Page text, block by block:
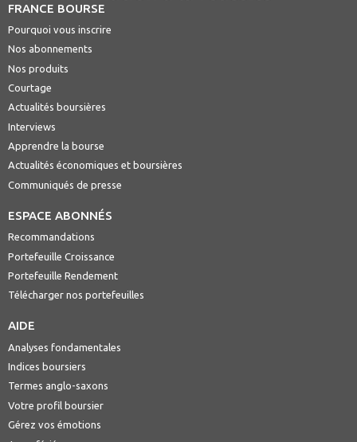
FRANCE BOURSE
Pourquoi vous inscrire
Nos abonnements
Nos produits
Courtage
Actualités boursières
Interviews
Apprendre la bourse
Actualités économiques et boursières
Communiqués de presse
ESPACE ABONNÉS
Recommandations
Portefeuille Croissance
Portefeuille Rendement
Télécharger nos portefeuilles
AIDE
Analyses fondamentales
Indices boursiers
Termes anglo-saxons
Votre profil boursier
Gérez vos émotions